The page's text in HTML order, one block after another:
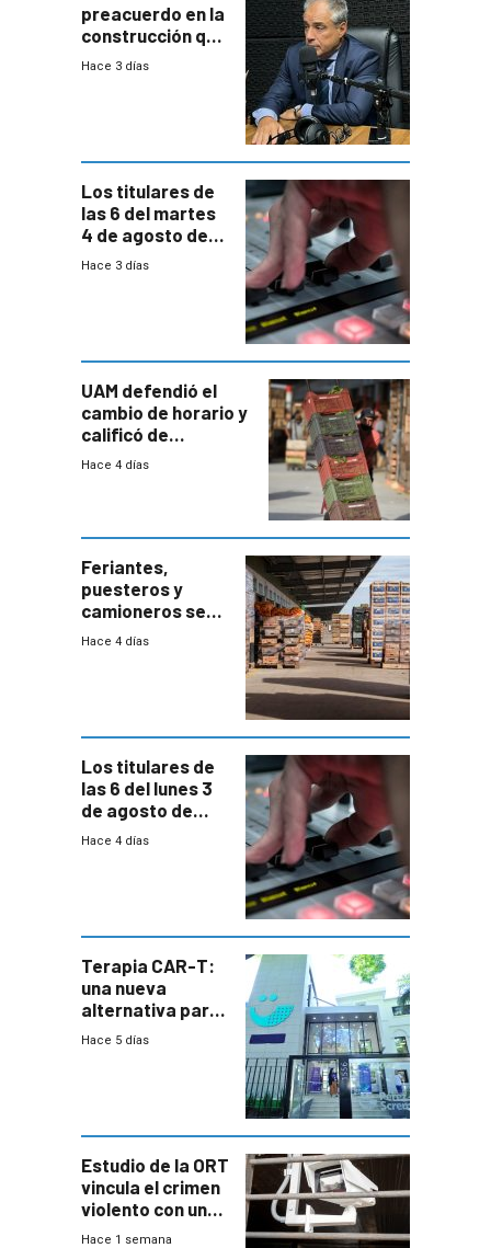
preacuerdo en la
construcción que
comprende
Hace 3 días
Los titulares de
las 6 del martes
4 de agosto de
2026
Hace 3 días
UAM defendió el
cambio de horario y
calificó de
“desproporcionado”
Hace 4 días
Feriantes,
puesteros y
camioneros se
movilizaron en
Hace 4 días
Los titulares de
las 6 del lunes 3
de agosto de
2026
Hace 4 días
Terapia CAR-T:
una nueva
alternativa para
niños y
Hace 5 días
Estudio de la ORT
vincula el crimen
violento con una
menor creación
Hace 1 semana